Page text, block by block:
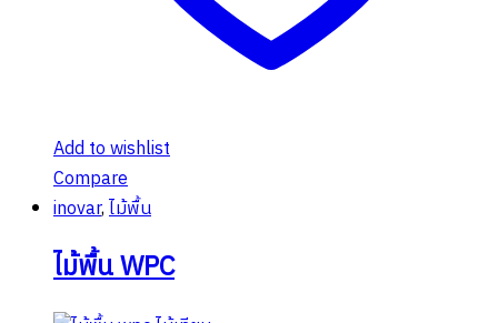
Add to wishlist
Compare
inovar,ไม้พื้น
ไม้พื้น WPC